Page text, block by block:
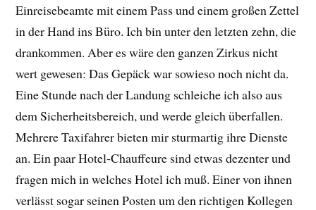
Einreisebeamte mit einem Pass und einem großen Zettel
in der Hand ins Büro. Ich bin unter den letzten zehn, die
drankommen. Aber es wäre den ganzen Zirkus nicht
wert gewesen: Das Gepäck war sowieso noch nicht da.
Eine Stunde nach der Landung schleiche ich also aus
dem Sicherheitsbereich, und werde gleich überfallen.
Mehrere Taxifahrer bieten mir sturmartig ihre Dienste
an. Ein paar Hotel-Chauffeure sind etwas dezenter und
fragen mich in welches Hotel ich muß. Einer von ihnen
verlässt sogar seinen Posten um den richtigen Kollegen